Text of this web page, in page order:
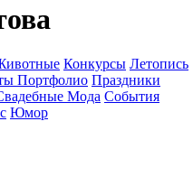
Конкурсы Летопись
Портфолио Праздники
Мода События
Юмор